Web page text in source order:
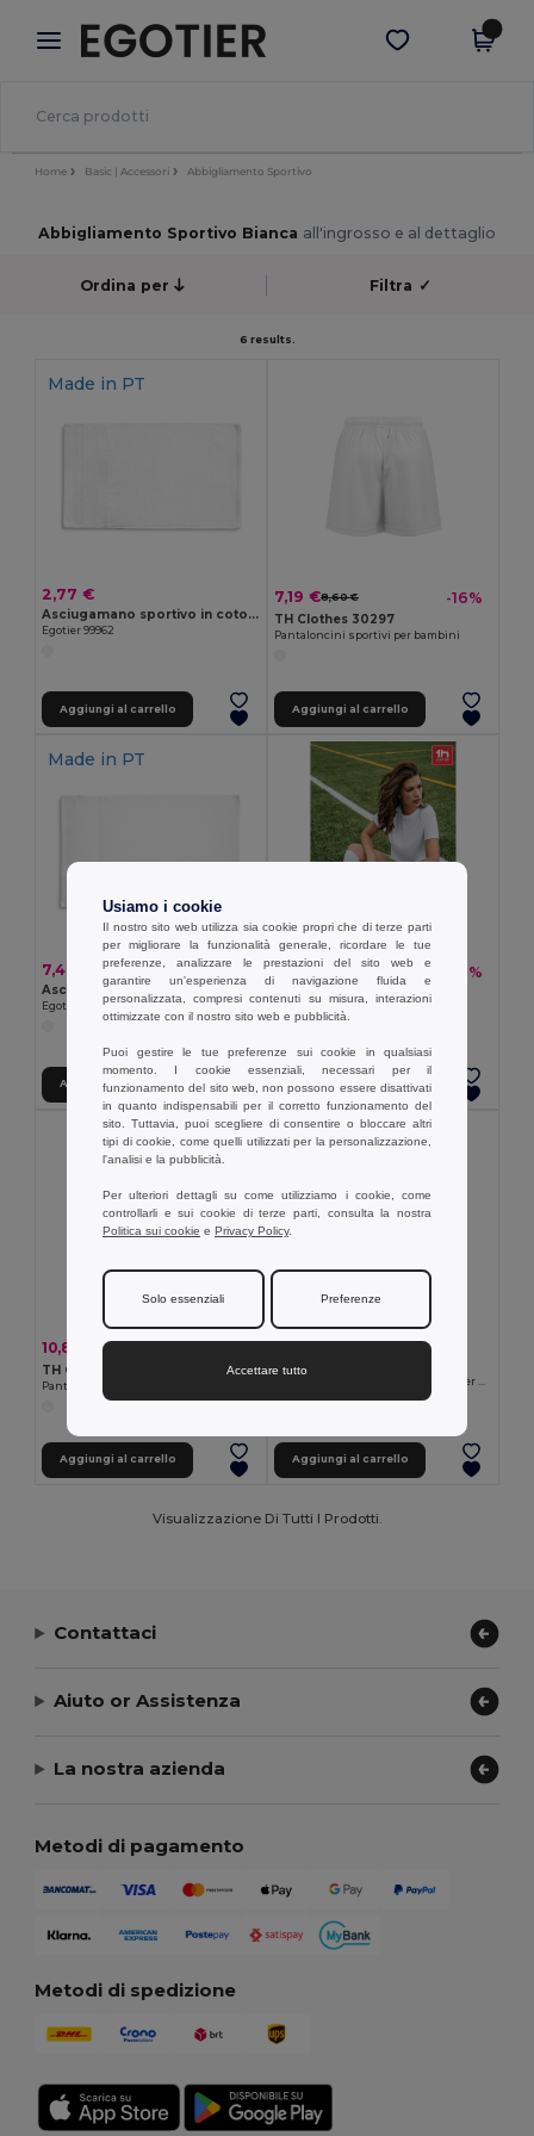
× App Egotier
Prezzi migliori sull'app!
Scarica app
Home Basic | Accessori Abbigliamento Sportivo
Abbigliamento Sportivo Bianca all'ingrosso e al dettaglio
Ordina per Filtra ✓
6 results.
Made in PT
2,77 €
Asciugamano sportivo in cotone (380 g/m²)
Egotier 99962
Aggiungi al carrello
7,19 €8,60 € -16%
TH Clothes 30297
Pantaloncini sportivi per bambini
Aggiungi al carrello
Made in PT
7,40 €
Egotier 99963
Aggiungi al carrello
6,30 € -22%
TH Clothes 30304
Calzino sportivo a metà polpaccio
Aggiungi al carrello
10,89 € 14,57 €
TH Clothes 30299
Pantaloncini sportivi per adulti
Aggiungi al carrello
7,17 €
TH Clothes 30306
Aggiungi al carrello
Visualizzazione Di Tutti I Prodotti.
Contattaci
Aiuto or Assistenza
La nostra azienda
Metodi di pagamento
Metodi di spedizione
Usiamo i cookie
Il nostro sito web utilizza sia cookie propri che di terze parti
per migliorare la funzionalità generale, ricordare le tue
preferenze, analizzare le prestazioni del sito web e
garantire un'esperienza di navigazione fluida e
personalizzata, compresi contenuti su misura, interazioni
ottimizzate con il nostro sito web e pubblicità.
Puoi gestire le tue preferenze sui cookie in qualsiasi
momento. I cookie essenziali, necessari per il
funzionamento del sito web, non possono essere disattivati
in quanto indispensabili per il corretto funzionamento del
sito. Tuttavia, puoi scegliere di consentire o bloccare altri
tipi di cookie, come quelli utilizzati per la personalizzazione,
l'analisi e la pubblicità.
Per ulteriori dettagli su come utilizziamo i cookie, come
controllarli e sui cookie di terze parti, consulta la nostra
Politica sui cookie e Privacy Policy.
Solo essenziali Preferenze
Accettare tutto